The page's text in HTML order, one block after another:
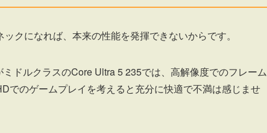
クになれば、本来の性能を発揮できないからです。
ドルクラスのCore Ultra 5 235では、高解像度でのフレーム
でのゲームプレイを考えると充分に快適で不満は感じませ